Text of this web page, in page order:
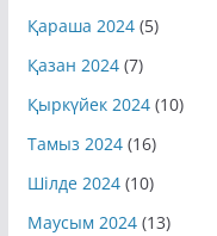
Қараша 2024(5)
Қазан 2024(7)
Қыркүйек 2024(10)
Тамыз 2024(16)
Шілде 2024(10)
Маусым 2024(13)